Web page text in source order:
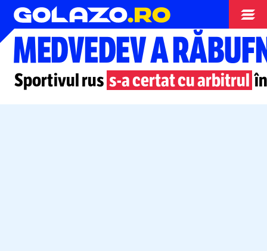
Tenis
MEDVEDEV A
Sportivul rus s-acertat cu arbitrul